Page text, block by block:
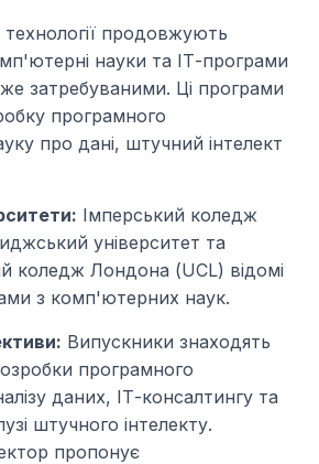
технології продовжують
науки та ІТ-програми
затребуваними. Ці програми
програмного
про дані, штучний інтелект
Імперський коледж
університет та
коледж Лондона (UCL) відомі
з комп'ютерних наук.
Випускники знаходять
програмного
даних, ІТ-консалтингу та
штучного інтелекту.
пропонує